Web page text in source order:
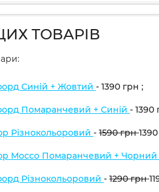
ТОВАРІВ
Синій + Жовтий - 1390 грн ;
Помаранчевий + Синій - 1390
Різнокольоровий - 1590грн1390
Mocco Помаранчевий + Чорний
Різнокольоровий - 1290грн